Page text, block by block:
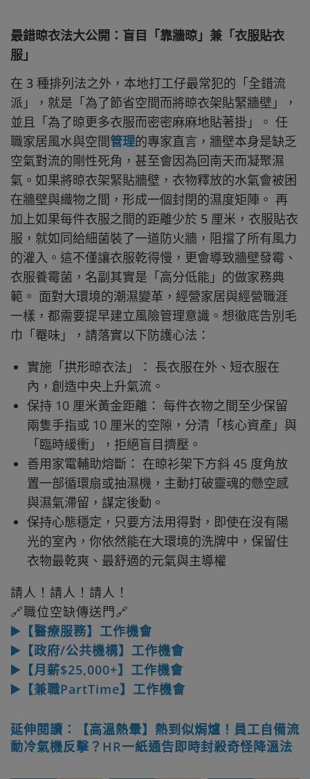
最錯晾衣法大公開：盲目「靠牆晾」兼「衣服貼衣
服」
在 3 種排列法之外，本地打工仔最常犯的「全錯流
派」，就是「為了節省空間而將晾衣架貼緊牆壁」，
並且「為了晾更多衣服而密密麻麻地貼著掛」。 任
職家居風水與空間管理的專家直言，牆壁本身是缺乏
空氣對流的剛性死角，甚至會因為回南天而凝聚濕
氣。如果將晾衣架緊貼牆壁，衣物釋放的水氣會被困
在牆壁與織物之間，形成一個封閉的濕度矩陣。 再
加上如果每件衣服之間的距離少於 5 厘米，衣服貼衣
服，就如同給細菌裝了一道防火牆，阻擋了所有風力
的灌入。這不僅讓衣服乾得慢，更會導致牆壁發霉、
衣服養霉菌，名副其實是「高分低能」的做家務典
範。 面對大環境的潮濕變革，經營家居與經營職涯
一樣，都需要提早建立風險管理意識。想徹底告別毛
巾「罨味」，請落實以下防護心法：
實施「拱形晾衣法」： 長衣服在外、短衣服在
內，創造中央上升氣流。
保持 10 厘米黃金距離： 每件衣物之間至少保留
兩隻手指或 10 厘米的空隙，分清「核心資產」與
「臨時緩衝」，拒絕盲目擠壓。
善用家電輔助熔斷： 在晾衫架下方斜 45 度角放
置一部循環扇或抽濕機，主動打破靈魂的懸空感
與濕氣滯留，謀定後動。
保持心態穩定，只要方法用得對，即使在沒有陽
光的室內，你依然能在大環境的洗牌中，保留住
衣物最乾爽、最舒適的元氣與主導權
請人！請人！請人！
🔗職位空缺傳送門🔗
▶️【醫療服務】工作機會
▶️【政府/公共機構】工作機會
▶️【月薪$25,000+】工作機會
▶️【兼職PartTime】工作機會
延伸閱讀：【高溫熱暈】熱到似焗爐！員工自備流
動冷氣機反擊？HR一紙通告即時封殺奇怪降溫法